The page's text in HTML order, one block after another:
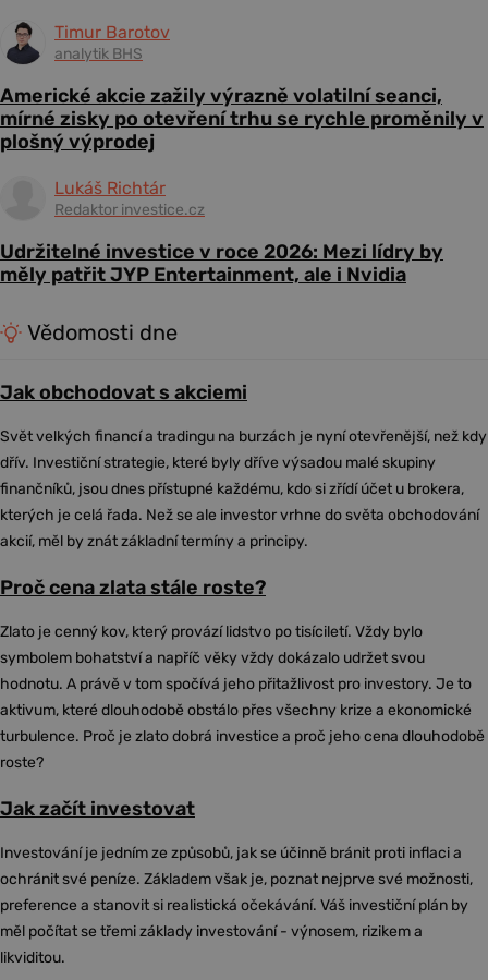
Timur Barotov
analytik BHS
Americké akcie zažily výrazně volatilní seanci,
mírné zisky po otevření trhu se rychle proměnily v
plošný výprodej
Lukáš Richtár
Redaktor investice.cz
Udržitelné investice v roce 2026: Mezi lídry by
měly patřit JYP Entertainment, ale i Nvidia
Vědomosti dne
Jak obchodovat s akciemi
Svět velkých financí a tradingu na burzách je nyní otevřenější, než kdy
dřív. Investiční strategie, které byly dříve výsadou malé skupiny
finančníků, jsou dnes přístupné každému, kdo si zřídí účet u brokera,
kterých je celá řada. Než se ale investor vrhne do světa obchodování
akcií, měl by znát základní termíny a principy.
Proč cena zlata stále roste?
Zlato je cenný kov, který provází lidstvo po tisíciletí. Vždy bylo
symbolem bohatství a napříč věky vždy dokázalo udržet svou
hodnotu. A právě v tom spočívá jeho přitažlivost pro investory. Je to
aktivum, které dlouhodobě obstálo přes všechny krize a ekonomické
turbulence. Proč je zlato dobrá investice a proč jeho cena dlouhodobě
roste?
Jak začít investovat
Investování je jedním ze způsobů, jak se účinně bránit proti inflaci a
ochránit své peníze. Základem však je, poznat nejprve své možnosti,
preference a stanovit si realistická očekávání. Váš investiční plán by
měl počítat se třemi základy investování - výnosem, rizikem a
likviditou.